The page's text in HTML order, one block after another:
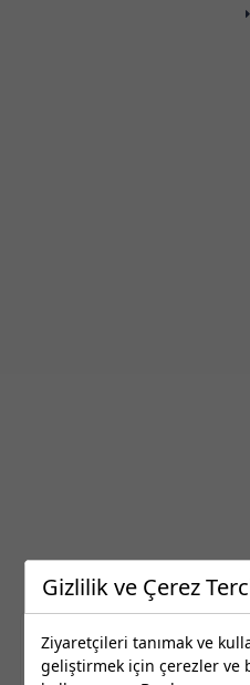
Gizlilik ve Çerez
Ziyaretçileri tanımak ve
geliştirmek için çerezler ve
En Yakın Halı